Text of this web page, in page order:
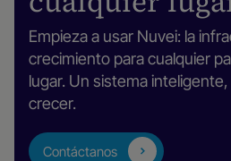
Empieza a usar Nuvei: la
crecimiento para cualquier
lugar. Un sistema
crecer.
Contáctanos